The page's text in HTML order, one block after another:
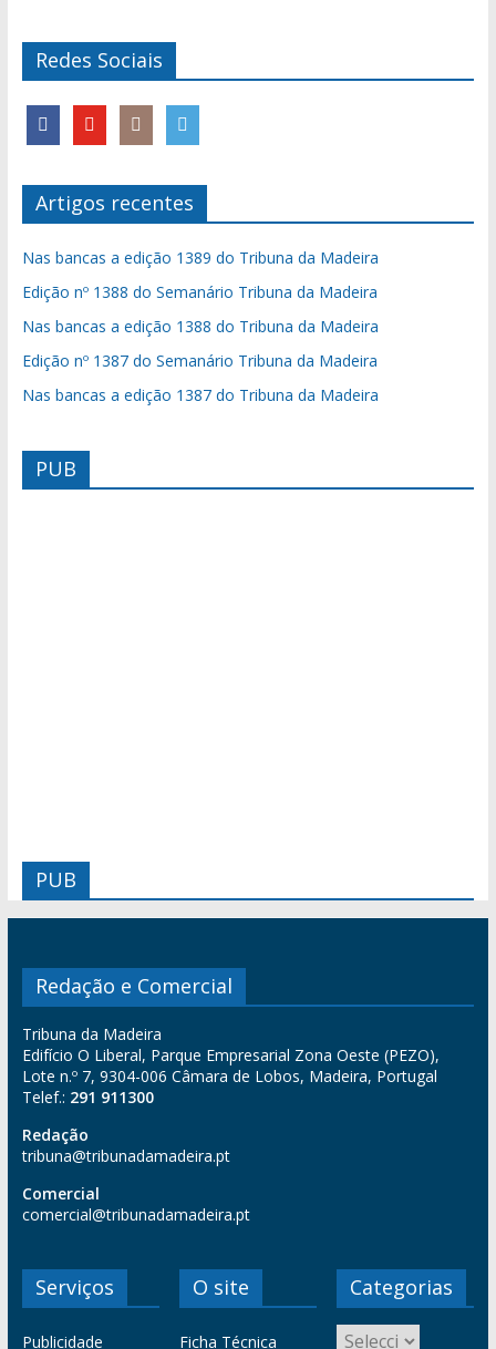
Redes Sociais
Artigos recentes
Nas bancas a edição 1389 do Tribuna da Madeira
Edição nº 1388 do Semanário Tribuna da Madeira
Nas bancas a edição 1388 do Tribuna da Madeira
Edição nº 1387 do Semanário Tribuna da Madeira
Nas bancas a edição 1387 do Tribuna da Madeira
PUB
PUB
Redação e Comercial
Tribuna da Madeira
Edifício O Liberal, Parque Empresarial Zona Oeste (PEZO),
Lote n.º 7, 9304-006 Câmara de Lobos, Madeira, Portugal
Telef.: 291 911300
Redação
tribuna@tribunadamadeira.pt
Comercial
comercial@tribunadamadeira.pt
Serviços
Publicidade
O site
Ficha Técnica
Categorias